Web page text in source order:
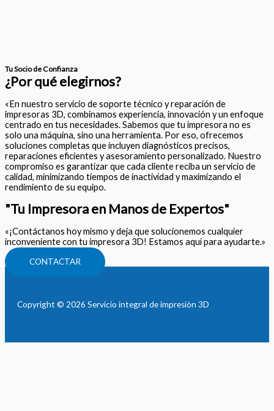
Tu Socio de Confianza​
¿Por qué elegirnos?
«En nuestro servicio de soporte técnico y reparación de
impresoras 3D, combinamos experiencia, innovación y un enfoque
centrado en tus necesidades. Sabemos que tu impresora no es
solo una máquina, sino una herramienta. Por eso, ofrecemos
soluciones completas que incluyen diagnósticos precisos,
reparaciones eficientes y asesoramiento personalizado. Nuestro
compromiso es garantizar que cada cliente reciba un servicio de
calidad, minimizando tiempos de inactividad y maximizando el
rendimiento de su equipo.
"Tu Impresora en Manos de Expertos"
«¡Contáctanos hoy mismo y deja que solucionemos cualquier
inconveniente con tu impresora 3D! Estamos aquí para ayudarte.»
CONTACTAR
Copyright © 2026 Servicio integral de impresiòn 3D